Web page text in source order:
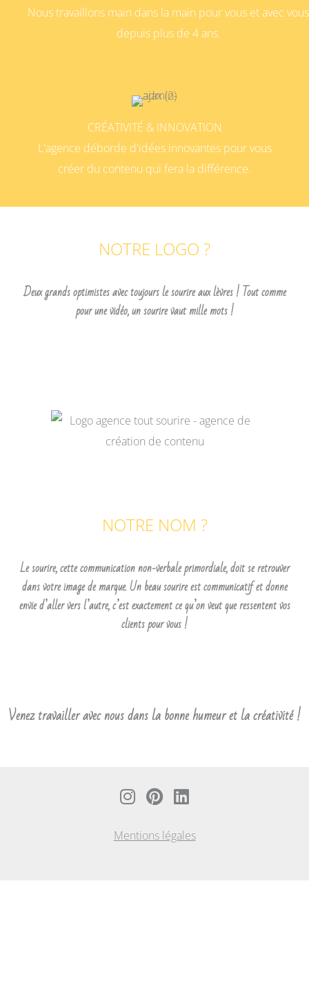
Nous travaillons main dans la main pour vous et avec vous
depuis plus de 4 ans.
CRÉATIVITÉ & INNOVATION
L'agence déborde d'idées innovantes pour vous
créer du contenu qui fera la différence.
NOTRE LOGO ?
Deux grands optimistes avec toujours le sourire aux lèvres ! Tout comme
pour une vidéo, un sourire vaut mille mots !
NOTRE NOM ?
Le sourire, cette communication non-verbale primordiale, doit se retrouver
dans votre image de marque. Un beau sourire est communicatif et donne
envie d’aller vers l’autre, c’est exactement ce qu’on veut que ressentent vos
clients pour vous !
Venez travailler avec nous dans la bonne humeur et la créativité !
I
s
t
P
i
n
t
L
n
k
Mentions légales